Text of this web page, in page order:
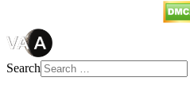
Search